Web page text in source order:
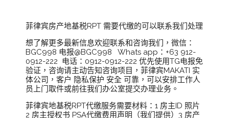
菲律宾房产地基税RPT 需要代缴的可以联系我们处理
想了解更多最新信息欢迎联系和咨询我们，微信：
BGC998 电报@BGC998 Whats app：+63 912-
0912-222 电话：0912-0912-222 优先使用TG电报免
验证，咨询请主动告知咨询项目，菲律宾MAKATI 实
体公司，客户 隐私保护 安全 可靠，可以安排工作人
员上门取件或前往我们办公室提交办理业务。
菲律宾地基税RPT代缴服务需要材料：1 房主ID 照片
2 房主授权书 PSA代缴费用声明（我们提供）3 房产